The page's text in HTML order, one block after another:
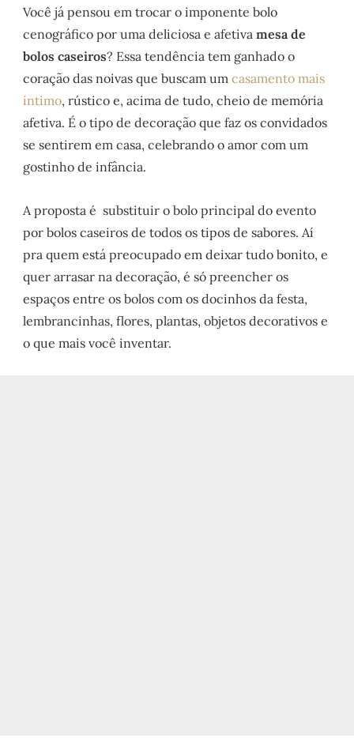
Você já pensou em trocar o imponente bolo
cenográfico por uma deliciosa e afetivamesa de
bolos caseiros? Essa tendência tem ganhado o
coração das noivas que buscam umcasamento mais
íntimo, rústico e, acima de tudo, cheio de memória
afetiva. É o tipo de decoração que faz os convidados
se sentirem em casa, celebrando o amor com um
gostinho de infância.
A proposta é substituir o bolo principal do evento
por bolos caseiros de todos os tipos de sabores. Aí
pra quem está preocupado em deixar tudo bonito, e
quer arrasar na decoração, é só preencher os
espaços entre os bolos com os docinhos da festa,
lembrancinhas, flores, plantas, objetos decorativos e
o que mais você inventar.